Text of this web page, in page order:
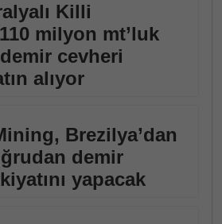
Killi
milyon mt’luk
cevheri
alıyor
Brezilya’dan
demir
yapacak